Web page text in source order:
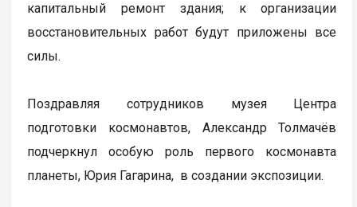
капитальный ремонт здания; к организации
восстановительных работ будут приложены все
силы.
Поздравляя сотрудников музея Центра
подготовки космонавтов, Александр Толмачёв
подчеркнул особую роль первого космонавта
планеты, Юрия Гагарина, в создании экспозиции.